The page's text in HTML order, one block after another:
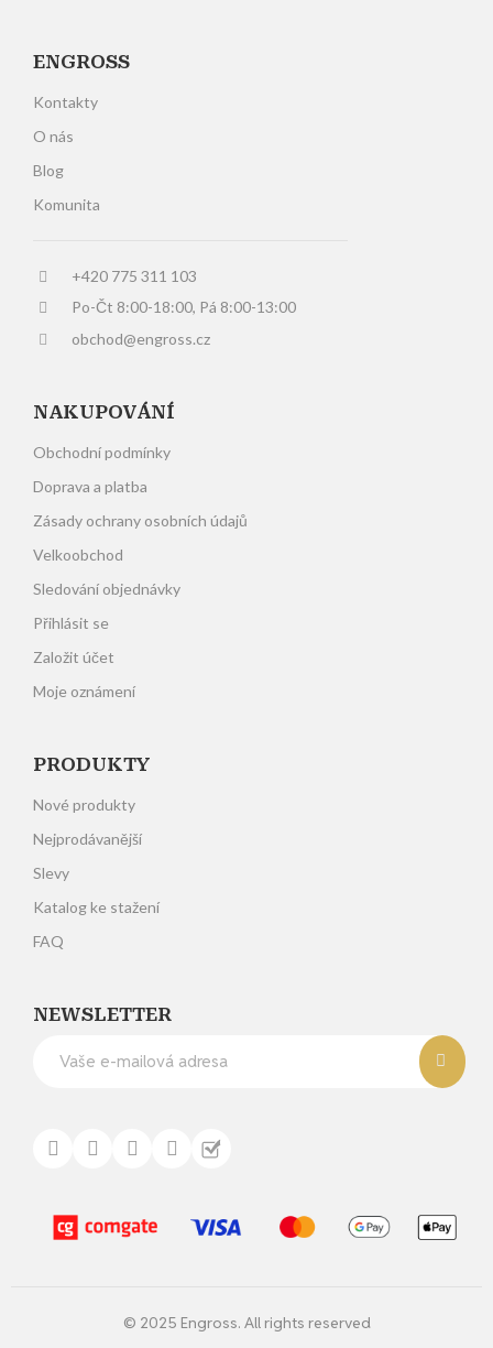
ENGROSS
Kontakty
O nás
Blog
Komunita
+420 775 311 103
Po-Čt 8:00-18:00, Pá 8:00-13:00
obchod@engross.cz
NAKUPOVÁNÍ
Obchodní podmínky
Doprava a platba
Zásady ochrany osobních údajů
Velkoobchod
Sledování objednávky
Přihlásit se
Založit účet
Moje oznámení
PRODUKTY
Nové produkty
Nejprodávanější
Slevy
Katalog ke stažení
FAQ
NEWSLETTER
© 2025 Engross. All rights reserved